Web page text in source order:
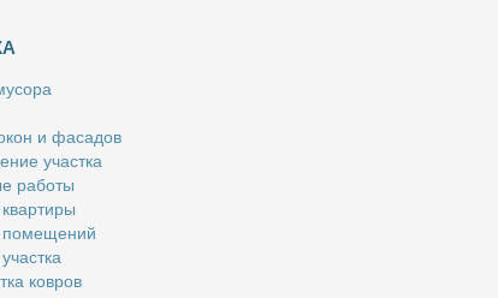
и фа­са­дов
участ­ка
ра­бо­ты
по­ме­ще­ний
ков­ров